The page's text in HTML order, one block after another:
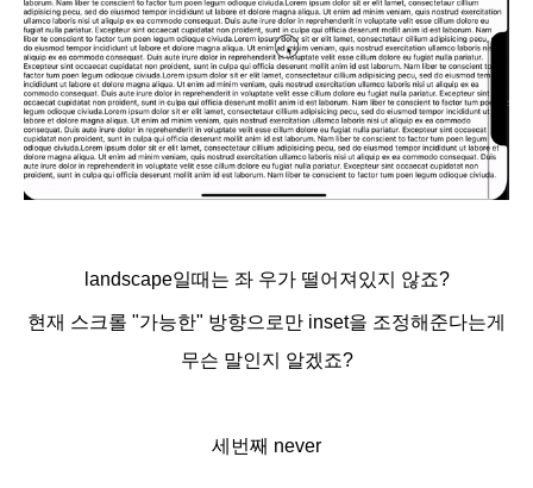
landscape일때는 좌 우가 떨어져있지 않죠?
현재 스크롤 "가능한" 방향으로만 inset을 조정해준다는게
무슨 말인지 알겠죠?
세번째 never